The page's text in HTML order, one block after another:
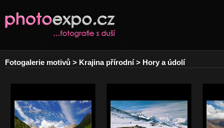
Fotogalerie motivů > Krajina přírodní > Hory a údolí